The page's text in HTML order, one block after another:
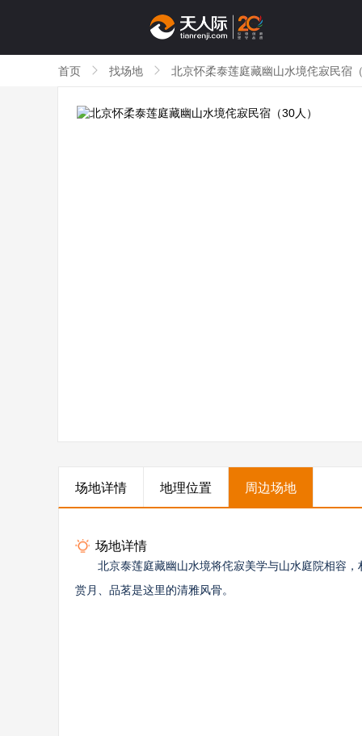
首页 找场地 北京怀柔泰莲庭藏幽山水境侘寂民宿
场地详情 地理位置 周边场地
场地详情
北京泰莲庭藏幽山水境将侘寂美学与山水庭院相容
赏月、品茗是这里的清雅风骨。